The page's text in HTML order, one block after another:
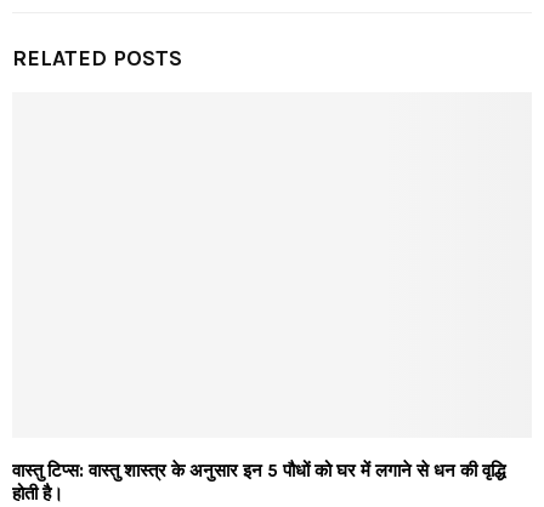
RELATED POSTS
वास्तु टिप्स: वास्तु शास्त्र के अनुसार इन 5 पौधों को घर में लगाने से धन की वृद्धि
होती है।